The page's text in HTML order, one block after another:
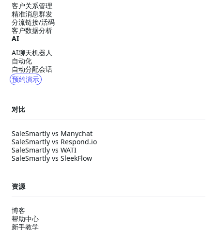
客户关系管理
精准消息群发
分流链接/活码
客户数据分析
AI
AI聊天机器人
自动化
自动分配会话
预约演示
对比
SaleSmartly vs Manychat
SaleSmartly vs Respond.io
SaleSmartly vs WATI
SaleSmartly vs SleekFlow
资源
博客
帮助中心
新手教学